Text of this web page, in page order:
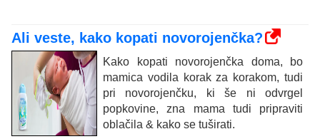
Ali veste, kako kopati novorojenčka?
Kako kopati novorojenčka doma, bo
mamica vodila korak za korakom, tudi
pri novorojenčku, ki še ni odvrgel
popkovine, zna mama tudi pripraviti
oblačila & kako se tuširati.